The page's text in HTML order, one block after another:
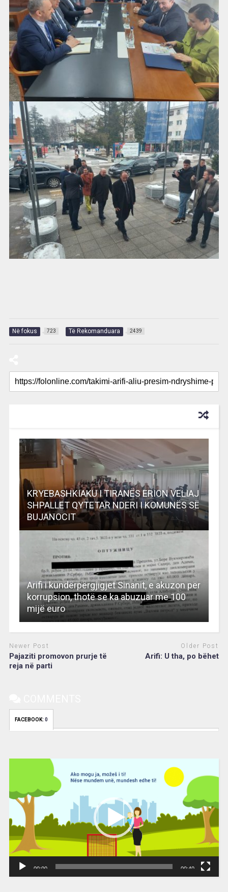
Në fokus 723 Të Rekomanduara 2439
KRYEBASHKIAKU I TIRANËS ERION VELIAJ
SHPALLET QYTETAR NDERI I KOMUNËS SË
BUJANOCIT
Arifi i kundërpërgjigjet Sinanit, e akuzon për
korrupsion, thotë se ka abuzuar me 100
mijë euro
Newer Post
Pajaziti promovon prurje të
reja në parti
Older Post
Arifi: U tha, po bëhet
FACEBOOK: 0
00:00 00:40